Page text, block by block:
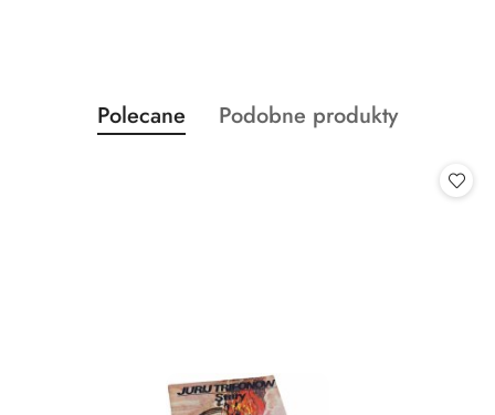
Pomiń karuzelę produktów
Produkty
o
Polecane
Produkty
Podobne produkty